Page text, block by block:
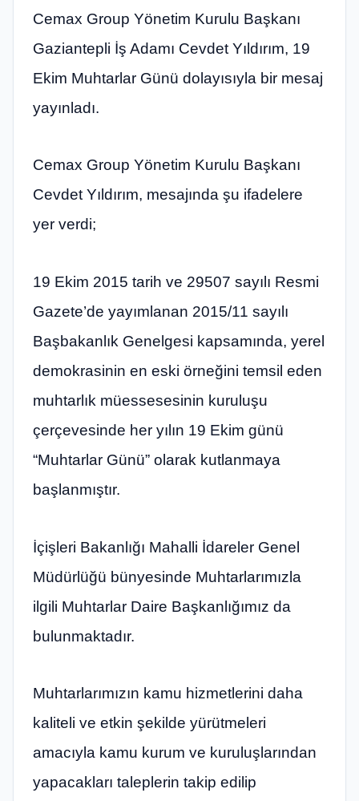
Cemax Group Yönetim Kurulu Başkanı
Gaziantepli İş Adamı Cevdet Yıldırım, 19
Ekim Muhtarlar Günü dolayısıyla bir mesaj
yayınladı.
Cemax Group Yönetim Kurulu Başkanı
Cevdet Yıldırım, mesajında şu ifadelere
yer verdi;
19 Ekim 2015 tarih ve 29507 sayılı Resmi
Gazete’de yayımlanan 2015/11 sayılı
Başbakanlık Genelgesi kapsamında, yerel
demokrasinin en eski örneğini temsil eden
muhtarlık müessesesinin kuruluşu
çerçevesinde her yılın 19 Ekim günü
“Muhtarlar Günü” olarak kutlanmaya
başlanmıştır.
İçişleri Bakanlığı Mahalli İdareler Genel
Müdürlüğü bünyesinde Muhtarlarımızla
ilgili Muhtarlar Daire Başkanlığımız da
bulunmaktadır.
Muhtarlarımızın kamu hizmetlerini daha
kaliteli ve etkin şekilde yürütmeleri
amacıyla kamu kurum ve kuruluşlarından
yapacakları taleplerin takip edilip